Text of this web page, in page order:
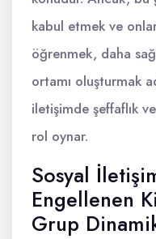
kabul etmek ve
öğrenmek, daha
ortamı oluşturmak
iletişimde şeffaflık
rol oynar.
Sosyal
Engellenen
Grup